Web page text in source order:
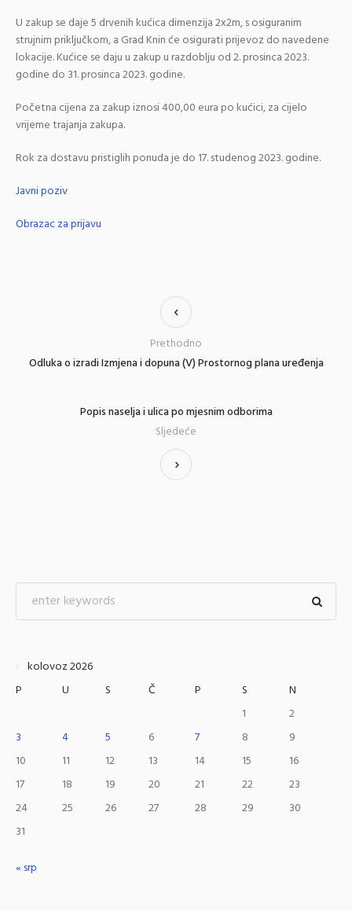
U zakup se daje 5 drvenih kućica dimenzija 2x2m, s osiguranim
strujnim priključkom, a Grad Knin će osigurati prijevoz do navedene
lokacije. Kućice se daju u zakup u razdoblju od 2. prosinca 2023.
godine do 31. prosinca 2023. godine.
Početna cijena za zakup iznosi 400,00 eura po kućici, za cijelo
vrijeme trajanja zakupa.
Rok za dostavu pristiglih ponuda je do 17. studenog 2023. godine.
Javni poziv
Obrazac za prijavu
Odluka o izradi Izmjena i dopuna (V) Prostornog plana uređenja
Prethodno
Popis naselja i ulica po mjesnim odborima
Sljedeće
kolovoz 2026
P
U S Č P S
N
1
2
3
4 5 6 7 8
9
10
11 12 13 14 15
16
17
18 19 20 21 22
23
24
25 26 27 28 29
30
31
« srp